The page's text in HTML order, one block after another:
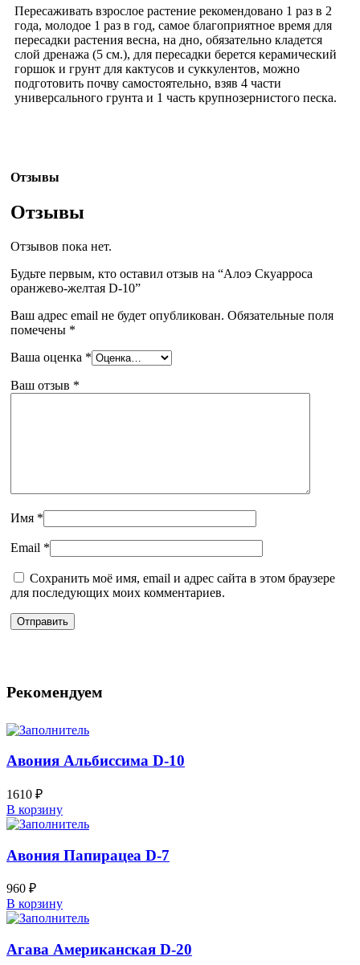
Пересаживать взрослое растение рекомендовано 1 раз в 2
года, молодое 1 раз в год, самое благоприятное время для
пересадки растения весна, на дно, обязательно кладется
слой дренажа (5 см.), для пересадки берется керамический
горшок и грунт для кактусов и суккулентов, можно
подготовить почву самостоятельно, взяв 4 части
универсального грунта и 1 часть крупнозернистого песка.
Отзывы
Отзывы
Отзывов пока нет.
Будьте первым, кто оставил отзыв на “Алоэ Скуарроса
оранжево-желтая D-10”
Ваш адрес email не будет опубликован. Обязательные поля
помечены *
Ваша оценка *
Ваш отзыв *
Имя *
Email *
Сохранить моё имя, email и адрес сайта в этом браузере
для последующих моих комментариев.
Рекомендуем
Авония Альбиссима D-10
1610 ₽
В корзину
Авония Папирацеа D-7
960 ₽
В корзину
Агава Американская D-20